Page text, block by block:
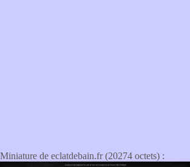
Miniature de eclatdebain.fr (20274 octets) :